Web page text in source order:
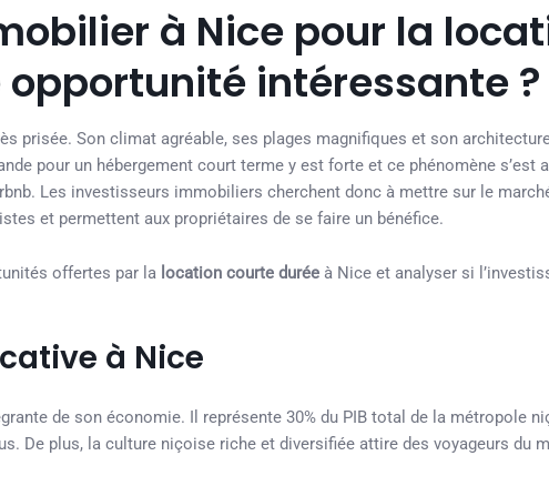
à Nice pour la
intéressante ?
prisée. Son climat agréable, ses plages magnifiques et son
pour un hébergement court terme y est forte et ce phénomène s’est
Les investisseurs immobiliers cherchent donc à mettre sur le
et permettent aux propriétaires de se faire un bénéfice.
offertes par la location courte durée à Nice et analyser si
à Nice
de son économie. Il représente 30% du PIB total de la métropole
De plus, la culture niçoise riche et diversifiée attire des voyageurs du